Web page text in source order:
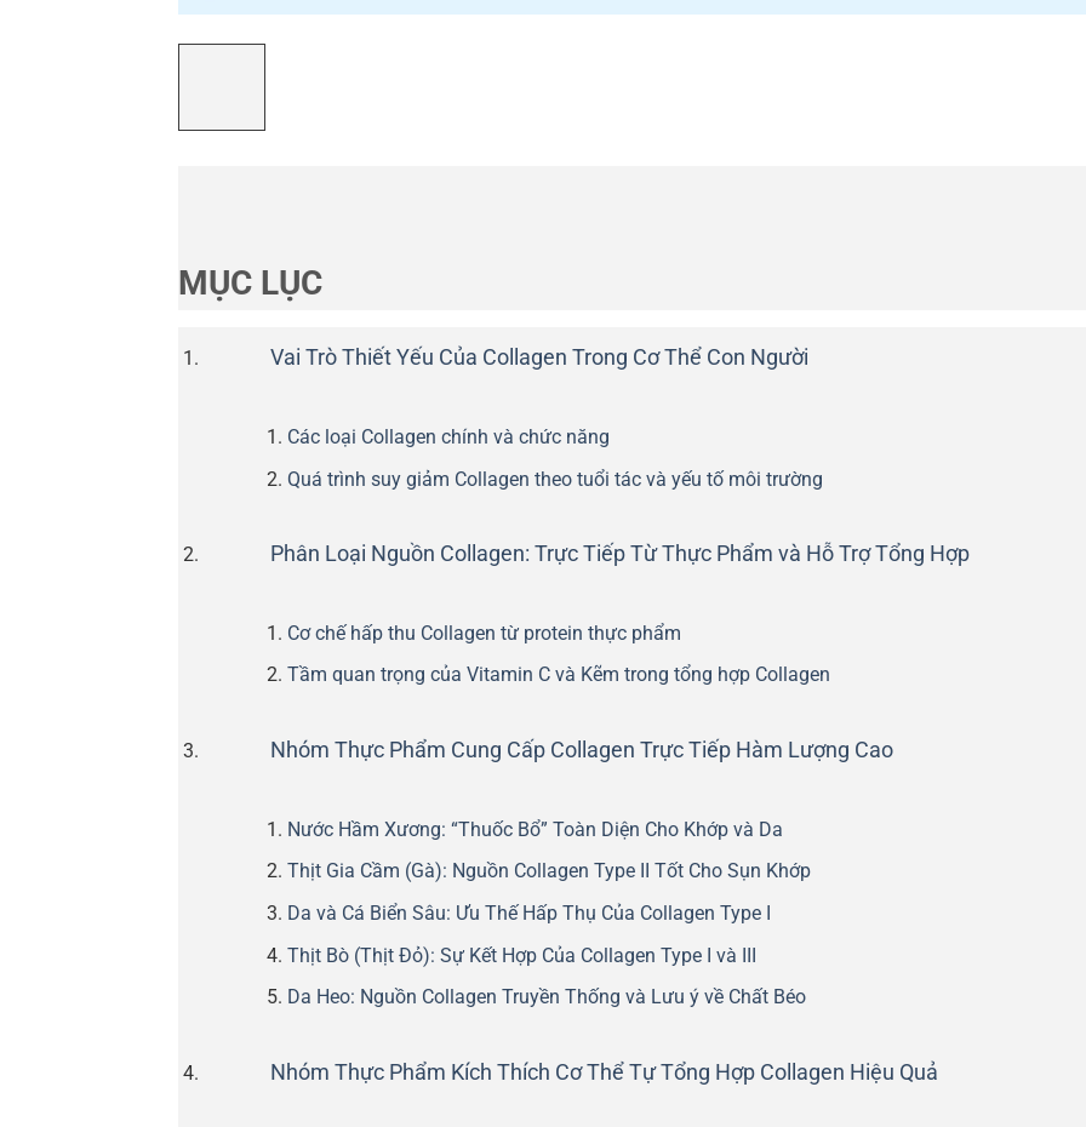
MỤC LỤC
Vai Trò Thiết Yếu Của Collagen Trong Cơ Thể Con Người
Các loại Collagen chính và chức năng
Quá trình suy giảm Collagen theo tuổi tác và yếu tố môi trường
Phân Loại Nguồn Collagen: Trực Tiếp Từ Thực Phẩm và Hỗ Trợ Tổng Hợp
Cơ chế hấp thu Collagen từ protein thực phẩm
Tầm quan trọng của Vitamin C và Kẽm trong tổng hợp Collagen
Nhóm Thực Phẩm Cung Cấp Collagen Trực Tiếp Hàm Lượng Cao
Nước Hầm Xương: “Thuốc Bổ” Toàn Diện Cho Khớp và Da
Thịt Gia Cầm (Gà): Nguồn Collagen Type II Tốt Cho Sụn Khớp
Da và Cá Biển Sâu: Ưu Thế Hấp Thụ Của Collagen Type I
Thịt Bò (Thịt Đỏ): Sự Kết Hợp Của Collagen Type I và III
Da Heo: Nguồn Collagen Truyền Thống và Lưu ý về Chất Béo
Nhóm Thực Phẩm Kích Thích Cơ Thể Tự Tổng Hợp Collagen Hiệu Quả